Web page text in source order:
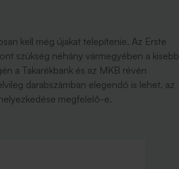
kell még újakat telepítenie. Az Erste
szükség néhány vármegyében a kisebb
a Takarékbank és az MKB révén
darabszámban elegendő is lehet, az
megfelelő-e.